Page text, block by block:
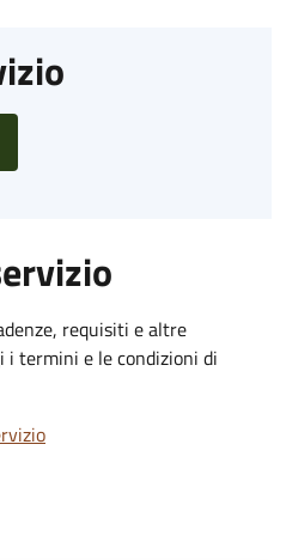
requisiti e altre
termini e le condizioni di